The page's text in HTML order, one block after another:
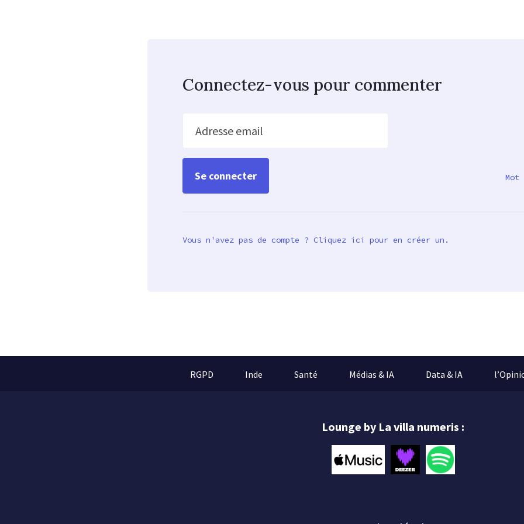
Connectez-vous pour commenter
Adresse email
Mot
Vous n'avez pas de compte ? Cliquez ici pour en créer un.
RGPD Inde Santé Médias & IA Data & IA
Lounge by La villa numeris :